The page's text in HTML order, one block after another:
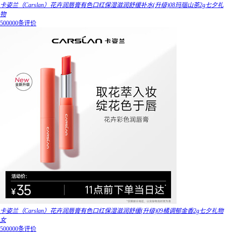
卡姿兰（Carslan）花卉润唇膏有色口红保湿滋润舒缓补水(升级)08玛瑙山茶2g七夕礼
物
500000条评价
卡姿兰（Carslan）花卉润唇膏有色口红保湿滋润舒缓(升级)09橘调郁金香2g七夕礼物
女
500000条评价